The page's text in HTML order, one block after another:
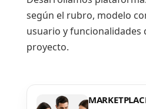
según el rubro, modelo
usuario y funcionalidades
proyecto.